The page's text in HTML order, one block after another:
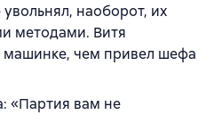
наоборот, их
методами. Витя
машинке, чем привел шефа
«Партия вам не